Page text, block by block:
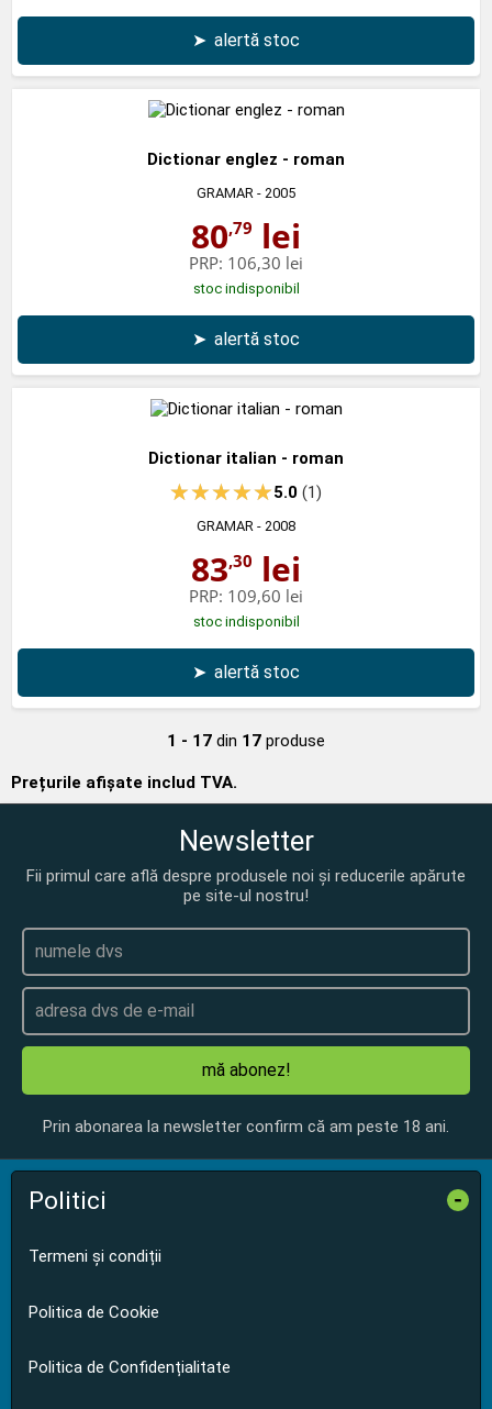
➤ alertă stoc
Dictionar englez - roman
GRAMAR - 2005
80,79 lei
PRP: 106,30 lei
stoc indisponibil
➤ alertă stoc
Dictionar italian - roman
5.0(1)
GRAMAR - 2008
83,30 lei
PRP: 109,60 lei
stoc indisponibil
➤ alertă stoc
1 - 17 din 17 produse
Prețurile afișate includ TVA.
Newsletter
Fii primul care află despre produsele noi și reducerile apărute
pe site-ul nostru!
mă abonez!
Prin abonarea la newsletter confirm că am peste 18 ani.
Politici -
Termeni și condiții
Politica de Cookie
Politica de Confidențialitate